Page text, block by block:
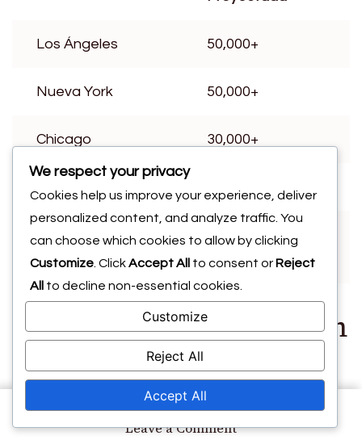
Leave a Commenton
Los Ángeles 50,000+
Nueva York 50,000+
Chicago 30,000+
Miami 20,000+
Pueblos más
pequeños
10,000-20,000
Factores que influyen en
los números de
asistencia
We respect your privacy
Cookies help us improve your experience, deliver
personalized content, and analyze traffic. You
can choose which cookies to allow by clicking
Customize . ClickAccept All to consent or Reject
All
to decline non-essential cookies.
Customize
Reject All
Accept All